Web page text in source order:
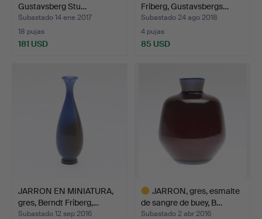
Gustavsberg Stu…
Subastado 14 ene 2017
18 pujas
181 USD
Friberg, Gustavsbergs…
Subastado 24 ago 2018
4 pujas
85 USD
JARRON EN MINIATURA,
gres, Berndt Friberg,…
Subastado 12 sep 2016
JARRON, gres, esmalte
de sangre de buey, B…
Subastado 2 abr 2016